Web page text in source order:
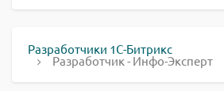
Разработчики 1С-Битрикс
Разработчик - Инфо-Эксперт